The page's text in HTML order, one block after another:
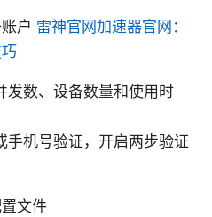
户 雷神官网加速器官网：
发数、设备数量和使用时
手机号验证，开启两步验证
文件